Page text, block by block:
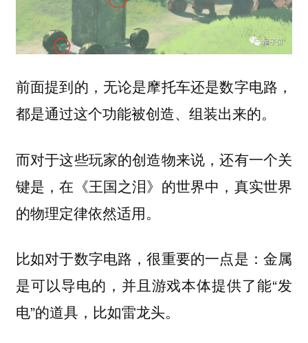
前面提到的，无论是摩托车还是数字电路，
都是通过这个功能被创造、组装出来的。
而对于这些玩家的创造物来说，还有一个关
键是，在《王国之泪》的世界中，真实世界
的物理定律依然适用。
比如对于数字电路，很重要的一点是：金属
是可以导电的，并且游戏本体提供了能“发
电”的道具，比如雷龙头。